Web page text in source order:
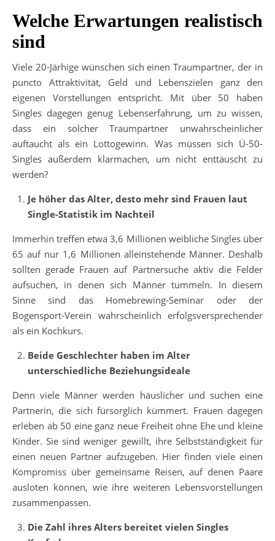
Welche Erwartungen realistisch
sind
Viele 20-Järhige wünschen sich einen Traumpartner, der in
puncto Attraktivität, Geld und Lebenszielen ganz den
eigenen Vorstellungen entspricht. Mit über 50 haben
Singles dagegen genug Lebenserfahrung, um zu wissen,
dass ein solcher Traumpartner unwahrscheinlicher
auftaucht als ein Lottogewinn. Was müssen sich Ü-50-
Singles außerdem klarmachen, um nicht enttäuscht zu
werden?
Je höher das Alter, desto mehr sind Frauen laut
Single-Statistik im Nachteil
Immerhin treffen etwa 3,6 Millionen weibliche Singles über
65 auf nur 1,6 Millionen alleinstehende Männer. Deshalb
sollten gerade Frauen auf Partnersuche aktiv die Felder
aufsuchen, in denen sich Männer tummeln. In diesem
Sinne sind das Homebrewing-Seminar oder der
Bogensport-Verein wahrscheinlich erfolgsversprechender
als ein Kochkurs.
Beide Geschlechter haben im Alter
unterschiedliche Beziehungsideale
Denn viele Männer werden häuslicher und suchen eine
Partnerin, die sich fürsorglich kümmert. Frauen dagegen
erleben ab 50 eine ganz neue Freiheit ohne Ehe und kleine
Kinder. Sie sind weniger gewillt, ihre Selbstständigkeit für
einen neuen Partner aufzugeben. Hier finden viele einen
Kompromiss über gemeinsame Reisen, auf denen Paare
ausloten können, wie ihre weiteren Lebensvorstellungen
zusammenpassen.
Die Zahl ihres Alters bereitet vielen Singles